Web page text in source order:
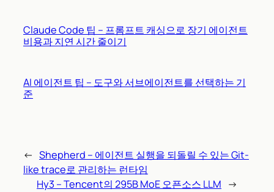
Claude Code 팁 – 프롬프트 캐싱으로 장기 에이전트
비용과 지연 시간 줄이기
AI 에이전트 팁 – 도구와 서브에이전트를 선택하는 기
준
← Shepherd – 에이전트 실행을 되돌릴 수 있는 Git-
like trace로 관리하는 런타임
Hy3 – Tencent의 295B MoE 오픈소스 LLM →